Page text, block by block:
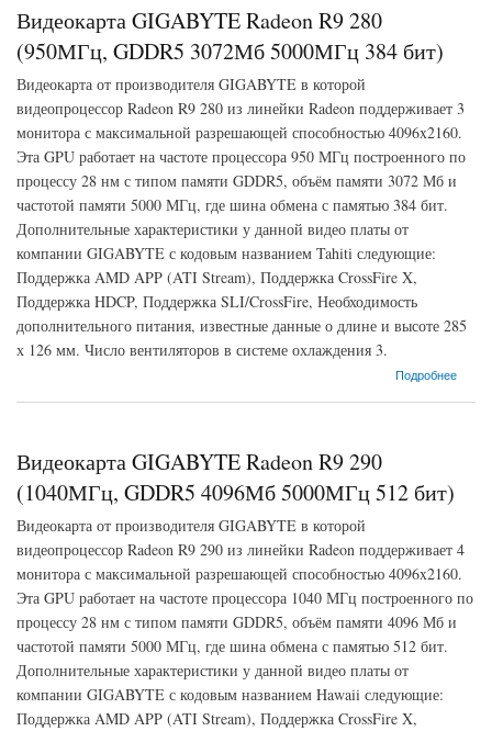
Видеокарта GIGABYTE Radeon R9 280
(950МГц, GDDR5 3072Мб 5000МГц 384 бит)
Видеокарта от производителя GIGABYTE в которой
видеопроцессор Radeon R9 280 из линейки Radeon поддерживает 3
монитора с максимальной разрешающей способностью 4096x2160.
Эта GPU работает на частоте процессора 950 МГц построенного по
процессу 28 нм с типом памяти GDDR5, объём памяти 3072 Мб и
частотой памяти 5000 МГц, где шина обмена с памятью 384 бит.
Дополнительные характеристики у данной видео платы от
компании GIGABYTE с кодовым названием Tahiti следующие:
Поддержка AMD APP (ATI Stream), Поддержка CrossFire X,
Поддержка HDCP, Поддержка SLI/CrossFire, Необходимость
дополнительного питания, известные данные о длине и высоте 285
х 126 мм. Число вентиляторов в системе охлаждения 3.
Подробнее
о Видеокарта GIGABYTE Radeon R9 280 (950МГц, GDDR5 3072Мб 5000МГц 384 бит)
Видеокарта GIGABYTE Radeon R9 290
(1040МГц, GDDR5 4096Мб 5000МГц 512 бит)
Видеокарта от производителя GIGABYTE в которой
видеопроцессор Radeon R9 290 из линейки Radeon поддерживает 4
монитора с максимальной разрешающей способностью 4096x2160.
Эта GPU работает на частоте процессора 1040 МГц построенного по
процессу 28 нм с типом памяти GDDR5, объём памяти 4096 Мб и
частотой памяти 5000 МГц, где шина обмена с памятью 512 бит.
Дополнительные характеристики у данной видео платы от
компании GIGABYTE с кодовым названием Hawaii следующие:
Поддержка AMD APP (ATI Stream), Поддержка CrossFire X,